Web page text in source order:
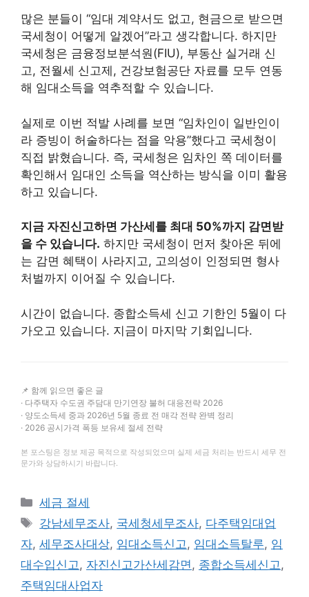
많은 분들이 “임대 계약서도 없고, 현금으로 받으면
국세청이 어떻게 알겠어”라고 생각합니다. 하지만
국세청은 금융정보분석원(FIU), 부동산 실거래 신
고, 전월세 신고제, 건강보험공단 자료를 모두 연동
해 임대소득을 역추적할 수 있습니다.
실제로 이번 적발 사례를 보면 “임차인이 일반인이
라 증빙이 허술하다는 점을 악용”했다고 국세청이
직접 밝혔습니다. 즉, 국세청은 임차인 쪽 데이터를
확인해서 임대인 소득을 역산하는 방식을 이미 활용
하고 있습니다.
지금 자진신고하면 가산세를 최대 50%까지 감면받
을 수 있습니다. 하지만 국세청이 먼저 찾아온 뒤에
는 감면 혜택이 사라지고, 고의성이 인정되면 형사
처벌까지 이어질 수 있습니다.
시간이 없습니다. 종합소득세 신고 기한인 5월이 다
가오고 있습니다. 지금이 마지막 기회입니다.
📌 함께 읽으면 좋은 글
· 다주택자 수도권 주담대 만기연장 불허 대응전략 2026
· 양도소득세 중과 2026년 5월 종료 전 매각 전략 완벽 정리
· 2026 공시가격 폭등 보유세 절세 전략
본 포스팅은 정보 제공 목적으로 작성되었으며 실제 세금 처리는 반드시 세무 전
문가와 상담하시기 바랍니다.
카
테
고
리
세금 절세
태
그
강남세무조사, 국세청세무조사, 다주택임대업
자, 세무조사대상, 임대소득신고 , 임대소득탈루, 임
대수입신고 , 자진신고가산세감면 , 종합소득세신고 ,
주택임대사업자